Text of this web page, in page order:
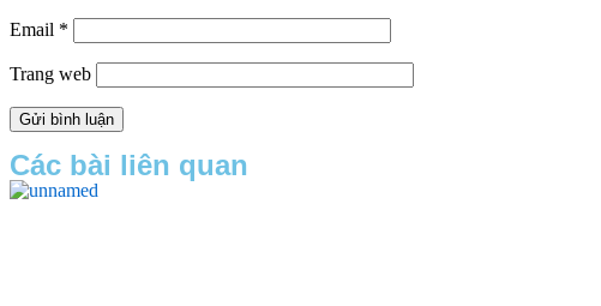
Email *
Trang web
Các bài liên quan